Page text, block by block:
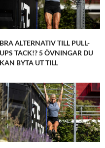
BRA ALTERNATIV TILL PULL-
UPS TACK!? 5 ÖVNINGAR DU
KAN BYTA UT TILL